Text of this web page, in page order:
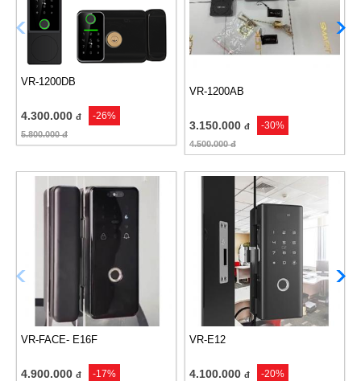
VR-1200DB
4.300.000 đ -26%
5.800.000đ
VR-1200AB
3.150.000 đ -30%
4.500.000đ
VR-FACE- E16F
4.900.000 đ -17%
VR-E12
4.100.000 đ -20%